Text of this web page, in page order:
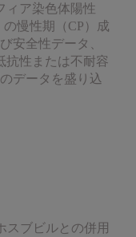
ィア染色体陽性
の慢性期（CP）成
安全性データ、
抗性または不耐容
データを盛り込
スブビルとの併用